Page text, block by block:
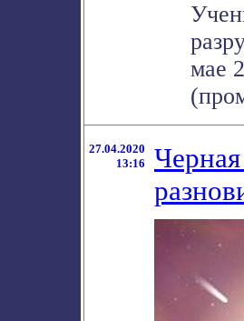
мае
27.04.2020
13:16